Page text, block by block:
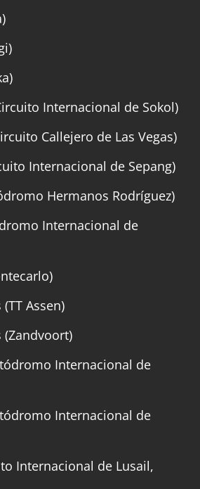
Internacional de Sokol)
Callejero de Las Vegas)
Internacional de Sepang)
Hermanos Rodríguez)
Internacional de
Assen)
(Zandvoort)
Internacional de
Internacional de
Internacional de Lusail,